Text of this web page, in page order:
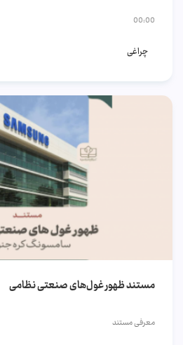
00:00
چراغی
مستند ظهور غول‌های صنعتی نظامی
معرفی مستند